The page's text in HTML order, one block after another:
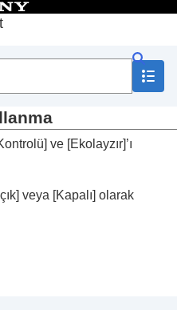
” Panosu Hakkında
işlevler
işlevler
ve ortam ses modunu
konuşma (Sohbet için
] ve [Ekolayzır]’ı
] veya [Kapalı] olarak